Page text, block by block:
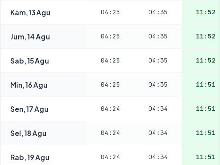
Kam, 13 Agu 04:25 04:35 11:52
Jum, 14 Agu 04:25 04:35 11:52
Sab, 15 Agu 04:25 04:35 11:52
Min, 16 Agu 04:25 04:35 11:51
Sen, 17 Agu 04:24 04:34 11:51
Sel, 18 Agu 04:24 04:34 11:51
Rab, 19 Agu 04:24 04:34 11:51